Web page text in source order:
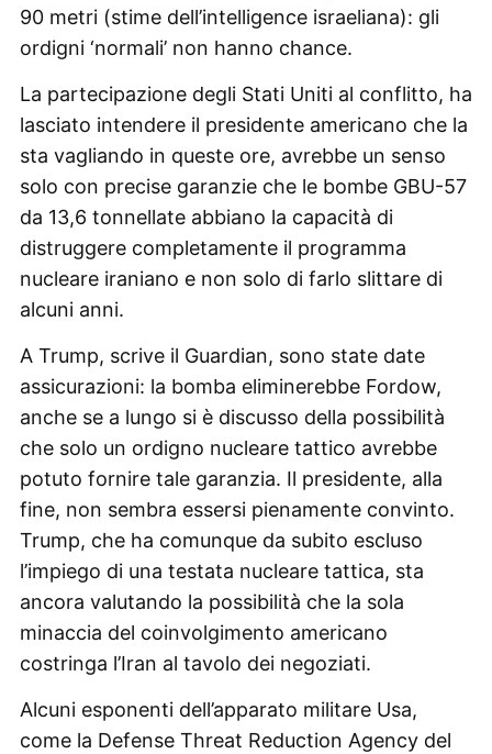
90 metri (stime dell’intelligence israeliana): gli
ordigni ‘normali’ non hanno chance.
La partecipazione degli Stati Uniti al conflitto, ha
lasciato intendere il presidente americano che la
sta vagliando in queste ore, avrebbe un senso
solo con precise garanzie che le bombe GBU-57
da 13,6 tonnellate abbiano la capacità di
distruggere completamente il programma
nucleare iraniano e non solo di farlo slittare di
alcuni anni.
A Trump, scrive il Guardian, sono state date
assicurazioni: la bomba eliminerebbe Fordow,
anche se a lungo si è discusso della possibilità
che solo un ordigno nucleare tattico avrebbe
potuto fornire tale garanzia. Il presidente, alla
fine, non sembra essersi pienamente convinto.
Trump, che ha comunque da subito escluso
l’impiego di una testata nucleare tattica, sta
ancora valutando la possibilità che la sola
minaccia del coinvolgimento americano
costringa l’Iran al tavolo dei negoziati.
Alcuni esponenti dell’apparato militare Usa,
come la Defense Threat Reduction Agency del